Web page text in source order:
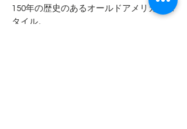
150年の歴史のあるオールドアメリカンス
タイル。